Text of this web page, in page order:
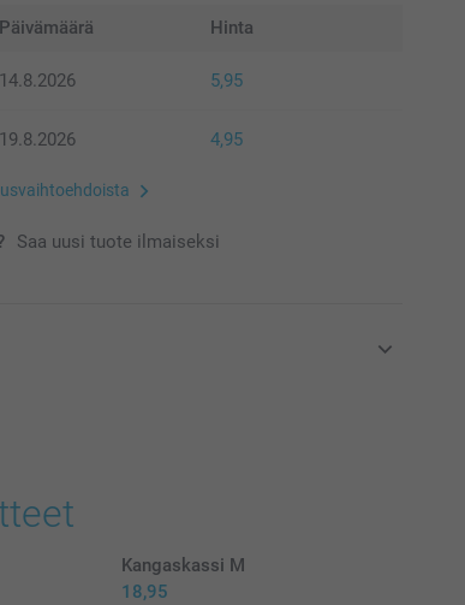
Päivämäärä Hinta
14.8.2026 5,95
19.8.2026 4,95
Saa uusi tuote ilmaiseksi
Kangaskassi M
18,95